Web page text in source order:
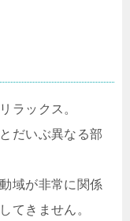
ラックス。
だいぶ異なる部
域が非常に関係
てきません。